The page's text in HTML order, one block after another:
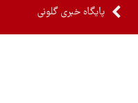
پایگاه خبری گلونی